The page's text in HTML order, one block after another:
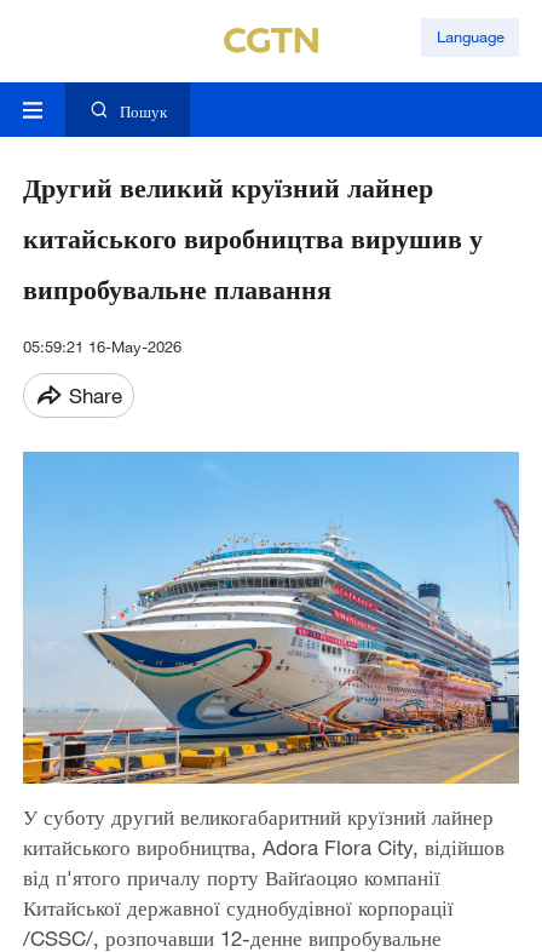
Language
Пошук
Другий великий круїзний лайнер
китайського виробництва вирушив у
випробувальне плавання
05:59:21 16-May-2026
Share
У суботу другий великогабаритний круїзний лайнер
китайського виробництва, Adora Flora City, відійшов
від п'ятого причалу порту Вайґаоцяо компанії
Китайської державної суднобудівної корпорації
/CSSC/, розпочавши 12-денне випробувальне